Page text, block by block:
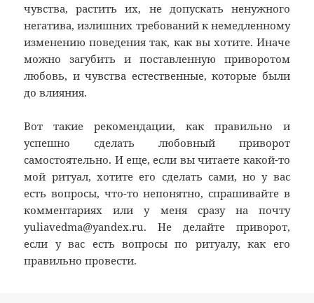
чувства, растить их, не допускать ненужного
негатива, излишних требований к немедленному
изменению поведения так, как вы хотите. Иначе
можно загубить и поставленную приворотом
любовь, и чувства естественные, которые были
до влияния.
Вот такие рекомендации, как правильно и
успешно сделать любовный приворот
самостоятельно. И еще, если вы читаете какой-то
мой ритуал, хотите его сделать сами, но у вас
есть вопросы, что-то непонятно, спрашивайте в
комментариях или у меня сразу на почту
yuliavedma@yandex.ru. Не делайте приворот,
если у вас есть вопросы по ритуалу, как его
правильно провести.